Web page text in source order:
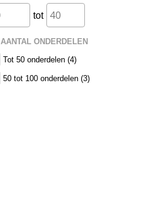
tot
AANTAL ONDERDELEN
Tot 50 onderdelen (4)
50 tot 100 onderdelen (3)